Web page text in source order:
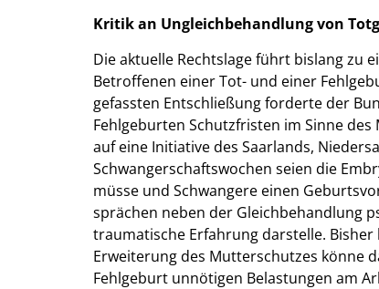
Kritik an Ungleichbehandlung von
Die aktuelle Rechtslage führt bislang zu
Betroffenen einer Tot- und einer
gefassten Entschließung forderte der
Fehlgeburten Schutzfristen im Sinne
auf eine Initiative des Saarlands,
Schwangerschaftswochen seien die
müsse und Schwangere einen
sprächen neben der Gleichbehandlung
traumatische Erfahrung darstelle.
Erweiterung des Mutterschutzes könne
Fehlgeburt unnötigen Belastungen am